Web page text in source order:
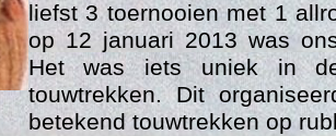
liefst 3 toernooien met 1
op 12 januari 2013 was
Het was iets uniek in
touwtrekken. Dit
betekend touwtrekken op